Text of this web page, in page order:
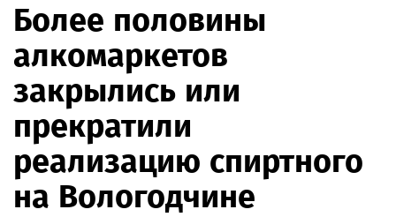
Более половины
алкомаркетов
закрылись или
прекратили
реализацию спиртного
на Вологодчине